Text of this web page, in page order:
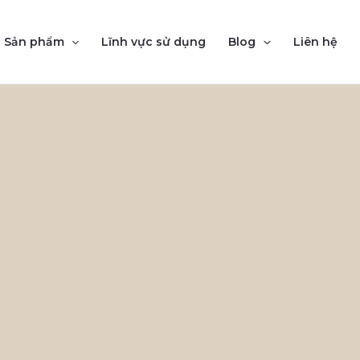
Sản phẩm Lĩnh vực sử dụng Blog Liên hệ